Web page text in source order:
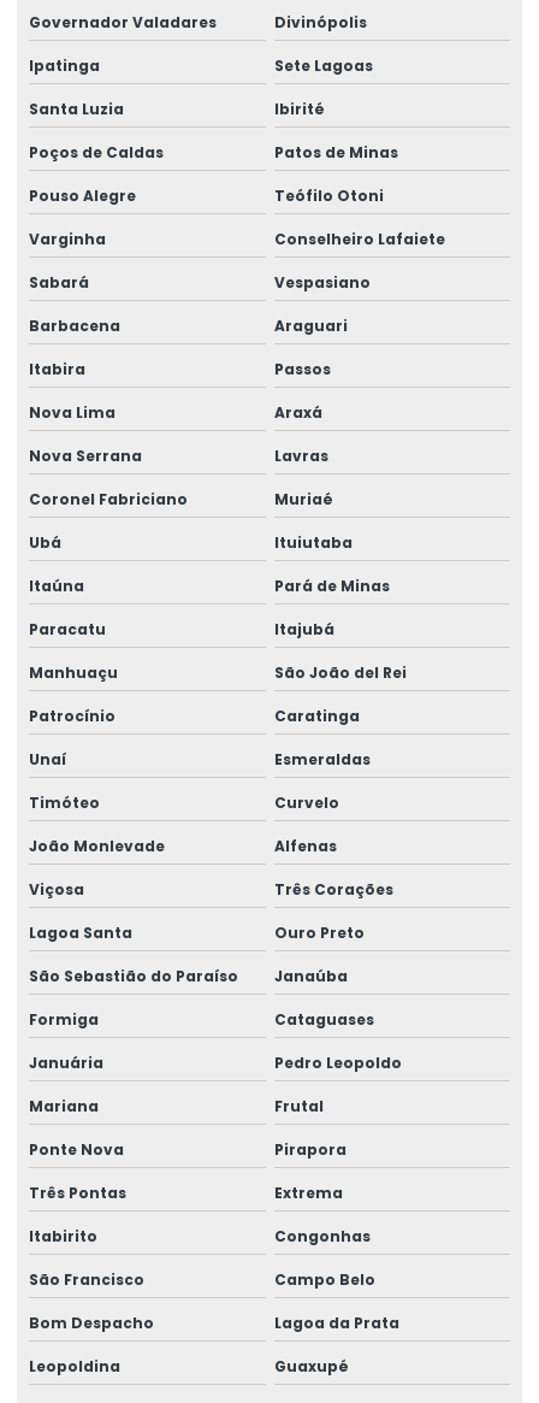
Fornecedor De Etiquetas Para Balança Comercial
Fornecedor De Etiquetas Para Indústria
Fornecedor De Etiquetas Térmicas
Fornecedor De Rótulos Adesivos Em São Paulo
Fornecedor De Rótulos Para Indústria
Fornecedores De Etiquetas Térmicas Personalizadas
Fornecimento De Ribbon Em Grandes Quantidades
Impressão De Etiquetas Adesivas
Impressão De Etiquetas Adesivas Personalizadas
Impressão De Rótulos Adesivos
Impressora De Etiquetas Zebra
Impressora Etiqueta Termica
Impressora Etiqueta Zebra
Impressora Termica
Impressora Térmica De Etiquetas
Impressora Térmica Etiqueta
Impressora Termica Zebra
Impressora Zebra
Impressora Zebra Etiqueta
Mini Impressora Termica
Produção De Etiquetas Adesivas Personalizadas
Produção De Etiquetas Em Várias Gramaturas
Produção De Rótulos Adesivos Personalizados
Produção Em Cartelas De Etiquetas Adesivas
Governador Valadares Divinópolis
Ipatinga Sete Lagoas
Santa Luzia Ibirité
Poços de Caldas Patos de Minas
Pouso Alegre Teófilo Otoni
Varginha Conselheiro Lafaiete
Sabará Vespasiano
Barbacena Araguari
Itabira Passos
Nova Lima Araxá
Nova Serrana Lavras
Coronel Fabriciano Muriaé
Ubá Ituiutaba
Itaúna Pará de Minas
Paracatu Itajubá
Manhuaçu São João del Rei
Patrocínio Caratinga
Unaí Esmeraldas
Timóteo Curvelo
João Monlevade Alfenas
Viçosa Três Corações
Lagoa Santa Ouro Preto
São Sebastião do Paraíso Janaúba
Formiga Cataguases
Januária Pedro Leopoldo
Mariana Frutal
Ponte Nova Pirapora
Três Pontas Extrema
Itabirito Congonhas
São Francisco Campo Belo
Bom Despacho Lagoa da Prata
Leopoldina Guaxupé